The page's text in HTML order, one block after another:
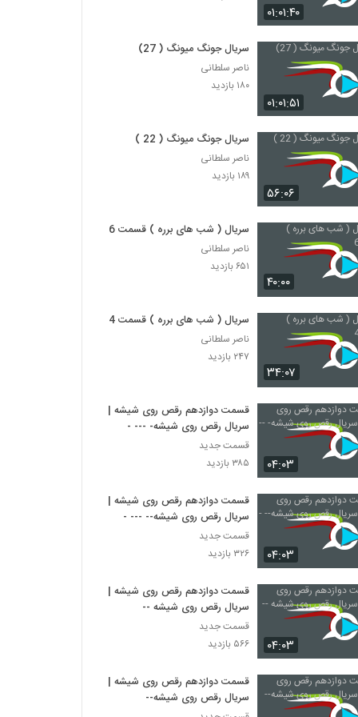
۰۱:۰۱:۴۰
۰۱:۰۱:۵۱
سریال جونگ میونگ ( 27)
ناصر سلطانی
۱۸۰ بازدید
۵۶:۰۶
سریال جونگ میونگ ( 22 )
ناصر سلطانی
۱۸۹ بازدید
۴۰:۰۰
سریال ( شب های برره ) قسمت 6
ناصر سلطانی
۶۵۱ بازدید
۳۴:۰۷
سریال ( شب های برره ) قسمت 4
ناصر سلطانی
۲۴۷ بازدید
۰۴:۰۳
قسمت دوازدهم رقص روی شیشه |
سریال رقص روی شیشه- --- -
قسمت جدید
۳۸۵ بازدید
۰۴:۰۳
قسمت دوازدهم رقص روی شیشه |
سریال رقص روی شیشه-- --- -
قسمت جدید
۳۲۶ بازدید
۰۴:۰۳
قسمت دوازدهم رقص روی شیشه |
سریال رقص روی شیشه --
قسمت جدید
۵۶۶ بازدید
قسمت دوازدهم رقص روی شیشه |
سریال رقص روی شیشه--